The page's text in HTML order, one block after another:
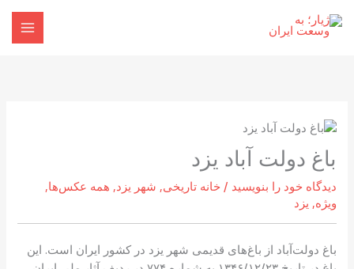
باغ دولت آباد یزد
دیدگاه‌ خود را بنویسید / خانه تاریخی, شهر یزد, همه عکس‌ها,
ویژه, یزد
باغ دولت‌آباد از باغ‌های قدیمی شهر یزد در کشور ایران است. این